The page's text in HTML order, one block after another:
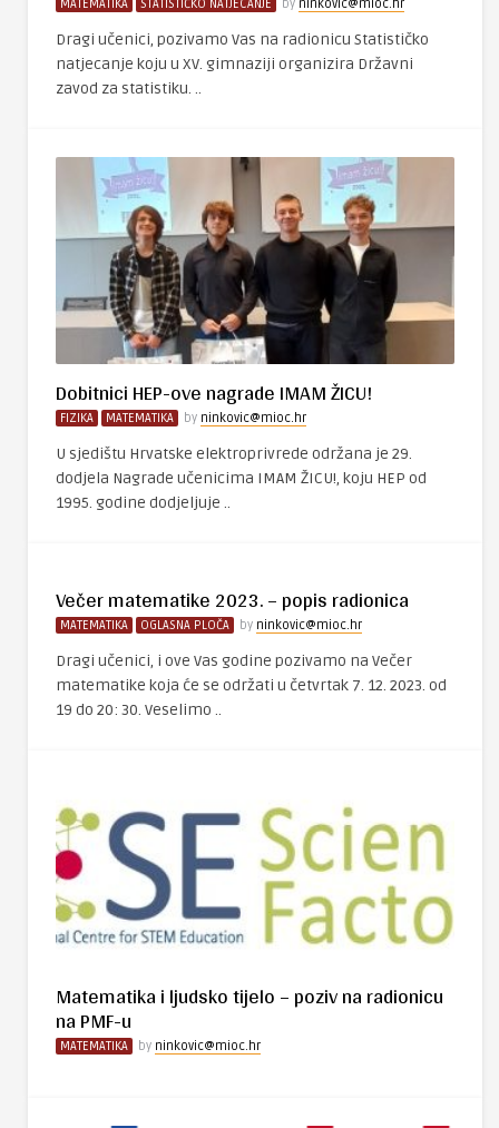
MATEMATIKA STATISTIČKO NATJECANJE by ninkovic@mioc.hr
Dragi učenici, pozivamo Vas na radionicu Statističko
natjecanje koju u XV. gimnaziji organizira Državni
zavod za statistiku. ..
Dobitnici HEP-ove nagrade IMAM ŽICU!
FIZIKA MATEMATIKA by ninkovic@mioc.hr
U sjedištu Hrvatske elektroprivrede održana je 29.
dodjela Nagrade učenicima IMAM ŽICU!, koju HEP od
1995. godine dodjeljuje ..
Večer matematike 2023. – popis radionica
MATEMATIKA OGLASNA PLOČA by ninkovic@mioc.hr
Dragi učenici, i ove Vas godine pozivamo na Večer
matematike koja će se održati u četvrtak 7. 12. 2023. od
19 do 20: 30. Veselimo ..
Matematika i ljudsko tijelo – poziv na radionicu
na PMF-u
MATEMATIKA by ninkovic@mioc.hr